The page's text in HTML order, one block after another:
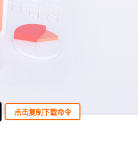
点击复制下载命令